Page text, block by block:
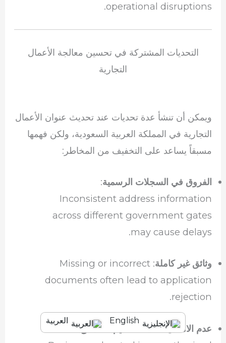
operational disruptions.
التحديات المشتركة في تحسين معالجة الأعمال
التجارية
ويمكن أن تنشأ عدة تحديات عند تحديث عنوان الأعمال
التجارية في المملكة العربية السعودية، ولكن فهمها
مسبقاً يساعد على التخفيف من المخاطر:
الفروق في السجلات الرسمية:
Inconsistent address information
across different government gates
may cause delays.
وثائق غير كاملة : Missing or incorrect
documents often lead to application
rejection.
عدم الامتثال لأنظمة تقسيم المناطق:
English العربية